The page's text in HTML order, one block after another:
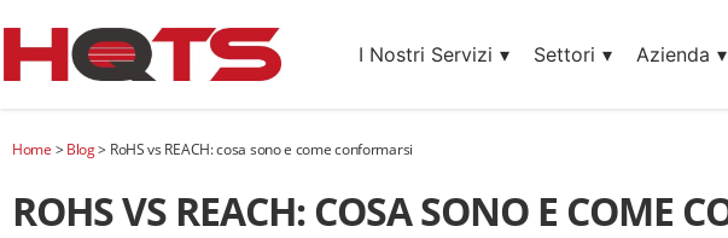
I Nostri Servizi Settori Azienda
Home >Blog> RoHS vs REACH: cosa sono e come conformarsi
ROHS VS REACH: COSA SONO E COME